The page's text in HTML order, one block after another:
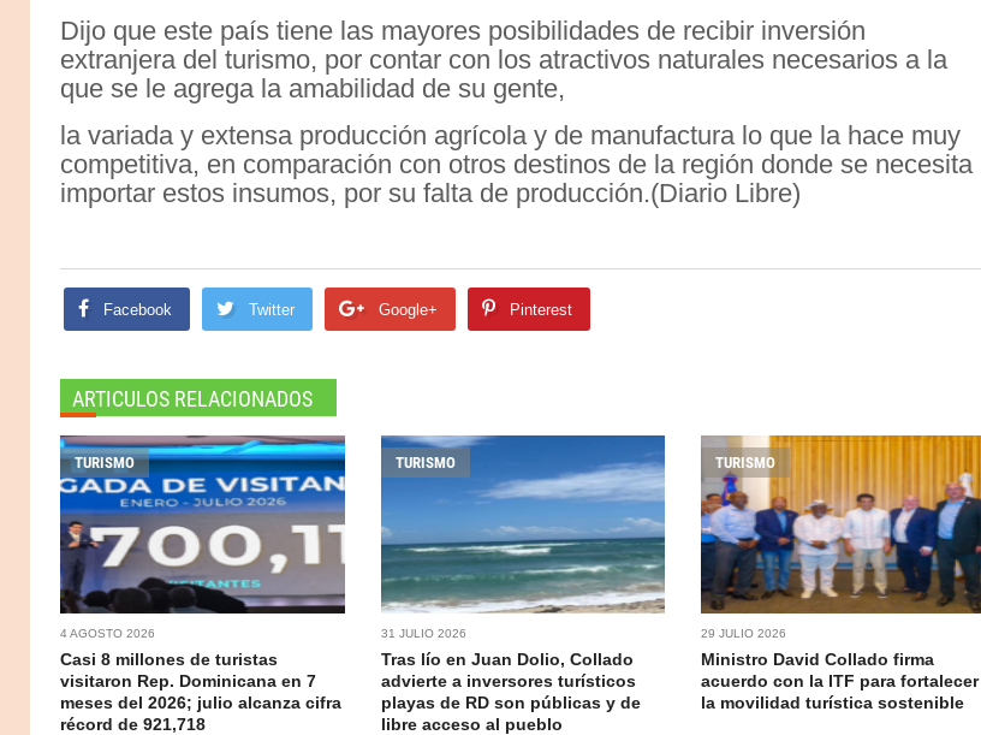
Dijo que este país tiene las mayores posibilidades de recibir inversión
extranjera del turismo, por contar con los atractivos naturales necesarios a la
que se le agrega la amabilidad de su gente,
la variada y extensa producción agrícola y de manufactura lo que la hace muy
competitiva, en comparación con otros destinos de la región donde se necesita
importar estos insumos, por su falta de producción.(Diario Libre)
Facebook Twitter Google+ Pinterest
ARTICULOS RELACIONADOS
TURISMO
4 AGOSTO 2026
Casi 8 millones de turistas
visitaron Rep. Dominicana en 7
meses del 2026; julio alcanza cifra
récord de 921,718
TURISMO
31 JULIO 2026
Tras lío en Juan Dolio, Collado
advierte a inversores turísticos
playas de RD son públicas y de
libre acceso al pueblo
TURISMO
29 JULIO 2026
Ministro David Collado firma
acuerdo con la ITF para fortalecer
la movilidad turística sostenible